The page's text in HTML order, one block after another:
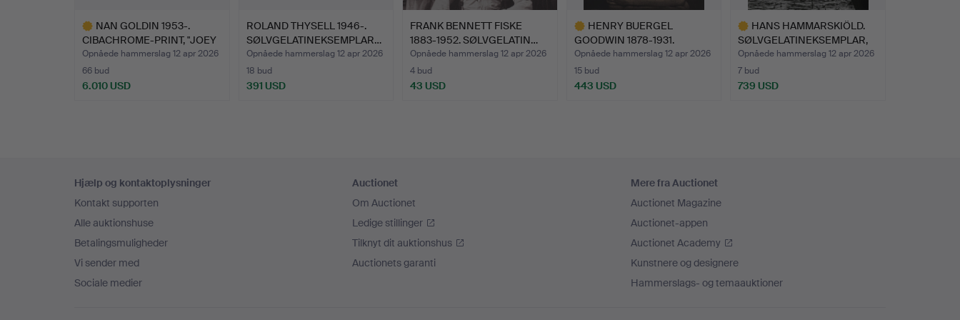
NAN GOLDIN 1953-.
CIBACHROME-PRINT, "JOEY
…
Opnåede hammerslag 12 apr 2026
66 bud
6.010 USD
ROLAND THYSELL 1946-.
SØLVGELATINEKSEMPLAR…
Opnåede hammerslag 12 apr 2026
18 bud
391 USD
FRANK BENNETT FISKE
1883-1952. SØLVGELATIN…
Opnåede hammerslag 12 apr 2026
4 bud
43 USD
HENRY BUERGEL
GOODWIN 1878-1931.
CARBON PR…
Opnåede hammerslag 12 apr 2026
15 bud
443 USD
HANS HAMMARSKIÖLD.
SØLVGELATINEKSEMPLAR,
„…
Opnåede hammerslag 12 apr 2026
7 bud
739 USD
Hjælp og kontaktoplysninger
Kontakt supporten
Alle auktionshuse
Betalingsmuligheder
Vi sender med
Sociale medier
Auctionet
Om Auctionet
Ledige stillinger
Tilknyt dit auktionshus
Auctionets garanti
Mere fra Auctionet
Auctionet Magazine
Auctionet-appen
Auctionet Academy
Kunstnere og designere
Hammerslags- og temaauktioner